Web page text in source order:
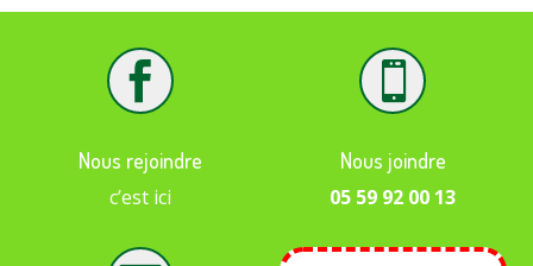

Nous rejoindre
c’est ici

Nous joindre
05 59 92 00 13